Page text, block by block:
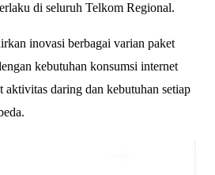
di seluruh Telkom Regional.
inovasi berbagai varian paket
kebutuhan konsumsi internet
aktivitas daring dan kebutuhan setiap